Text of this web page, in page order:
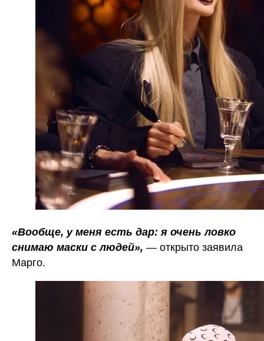
«Вообще, у меня есть дар: я очень ловко
снимаю маски с людей», — открыто заявила
Марго.